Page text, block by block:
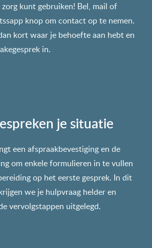
kunt gebruiken! Bel, mail of
knop om contact op te nemen.
kort waar je behoefte aan hebt en
in.
je situatie
een afspraakbevestiging en de
om enkele formulieren in te vullen
op het eerste gesprek. In dit
we je hulpvraag helder en
vervolgstappen uitgelegd.